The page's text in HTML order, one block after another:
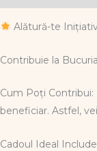
Alătură-te
Contribuie la
Cum Poți
beneficiar. Astfel,
Cadoul Ideal